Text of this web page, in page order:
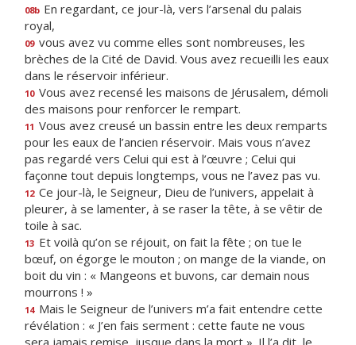
08b En regardant, ce jour-là, vers l’arsenal du palais
royal,
09 vous avez vu comme elles sont nombreuses, les
brèches de la Cité de David. Vous avez recueilli les eaux
dans le réservoir inférieur.
10 Vous avez recensé les maisons de Jérusalem, démoli
des maisons pour renforcer le rempart.
11 Vous avez creusé un bassin entre les deux remparts
pour les eaux de l’ancien réservoir. Mais vous n’avez
pas regardé vers Celui qui est à l’œuvre ; Celui qui
façonne tout depuis longtemps, vous ne l’avez pas vu.
12 Ce jour-là, le Seigneur, Dieu de l’univers, appelait à
pleurer, à se lamenter, à se raser la tête, à se vêtir de
toile à sac.
13 Et voilà qu’on se réjouit, on fait la fête ; on tue le
bœuf, on égorge le mouton ; on mange de la viande, on
boit du vin : « Mangeons et buvons, car demain nous
mourrons ! »
14 Mais le Seigneur de l’univers m’a fait entendre cette
révélation : « J’en fais serment : cette faute ne vous
sera jamais remise, jusque dans la mort ». Il l’a dit, le